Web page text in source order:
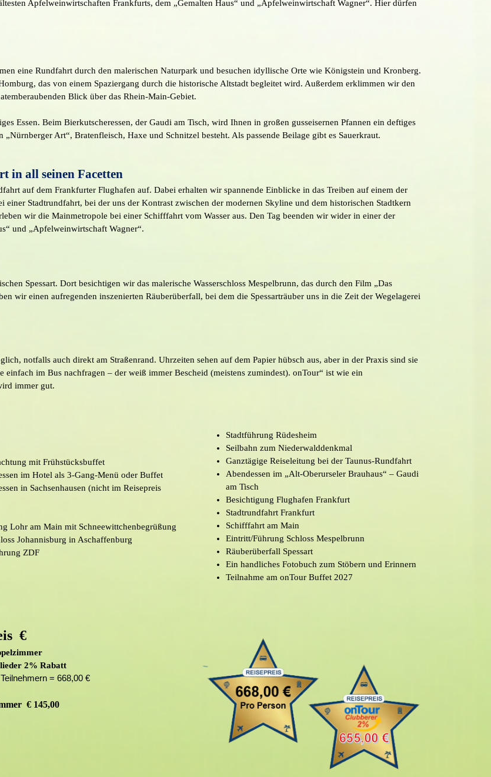
Apfelweinwirtschaften Frankfurts, dem „Gemalten Haus“ und „Apfelweinwirtschaft Wagner“. Hier dürfen
eine Rundfahrt durch den malerischen Naturpark und besuchen idyllische Orte wie Königstein und Kronberg.
das von einem Spaziergang durch die historische Altstadt begleitet wird. Außerdem erklimmen wir den
Blick über das Rhein-Main-Gebiet.
Essen. Beim Bierkutscheressen, der Gaudi am Tisch, wird Ihnen in großen gusseisernen Pfannen ein deftiges
Art“, Bratenfleisch, Haxe und Schnitzel besteht. Als passende Beilage gibt es Sauerkraut.
in all seinen Facetten
auf dem Frankfurter Flughafen auf. Dabei erhalten wir spannende Einblicke in das Treiben auf einem der
Stadtrundfahrt, bei der uns der Kontrast zwischen der modernen Skyline und dem historischen Stadtkern
wir die Mainmetropole bei einer Schifffahrt vom Wasser aus. Den Tag beenden wir wider in einer der
und „Apfelweinwirtschaft Wagner“.
Spessart. Dort besichtigen wir das malerische Wasserschloss Mespelbrunn, das durch den Film „Das
wir einen aufregenden inszenierten Räuberüberfall, bei dem die Spessarträuber uns in die Zeit der Wegelagerei
notfalls auch direkt am Straßenrand. Uhrzeiten sehen auf dem Papier hübsch aus, aber in der Praxis sind sie
im Bus nachfragen – der weiß immer Bescheid (meistens zumindest). onTour“ ist wie ein
immer gut.
Stadtführung Rüdesheim
Seilbahn zum Niederwalddenkmal
Ganztägige Reiseleitung bei der Taunus-Rundfahrt
Abendessen im „Alt-Oberurseler Brauhaus“ – Gaudi
am Tisch
Besichtigung Flughafen Frankfurt
Stadtrundfahrt Frankfurt
Schifffahrt am Main
Eintritt/Führung Schloss Mespelbrunn
Räuberüberfall Spessart
Ein handliches Fotobuch zum Stöbern und Erinnern
Teilnahme am onTour Buffet 2027
mit Frühstücksbuffet
im Hotel als 3-Gang-Menü oder Buffet
in Sachsenhausen (nicht im Reisepreis
Lohr am Main mit Schneewittchenbegrüßung
Johannisburg in Aschaffenburg
ZDF
€
2% Rabatt
= 668,00 €
€ 145,00